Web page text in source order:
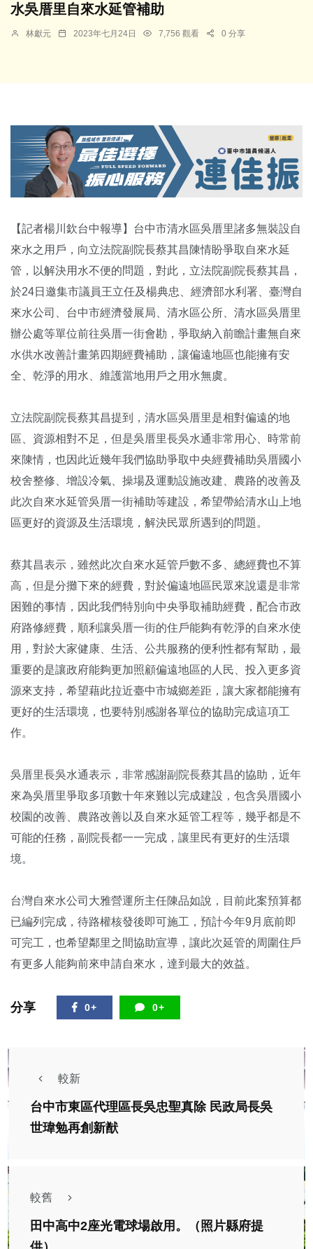
水吳厝里自來水延管補助
林獻元 2023年七月24日 7,756 觀看 0 分享
【記者楊川欽台中報導】台中市清水區吳厝里諸多無裝設自
來水之用戶，向立法院副院長蔡其昌陳情盼爭取自來水延
管，以解決用水不便的問題，對此，立法院副院長蔡其昌，
於24日邀集市議員王立任及楊典忠、經濟部水利署、臺灣自
來水公司、台中市經濟發展局、清水區公所、清水區吳厝里
辦公處等單位前往吳厝一街會勘，爭取納入前瞻計畫無自來
水供水改善計畫第四期經費補助，讓偏遠地區也能擁有安
全、乾淨的用水、維護當地用戶之用水無虞。
立法院副院長蔡其昌提到，清水區吳厝里是相對偏遠的地
區、資源相對不足，但是吳厝里長吳水通非常用心、時常前
來陳情，也因此近幾年我們協助爭取中央經費補助吳厝國小
校舍整修、增設冷氣、操場及運動設施改建、農路的改善及
此次自來水延管吳厝一街補助等建設，希望帶給清水山上地
區更好的資源及生活環境，解決民眾所遇到的問題。
蔡其昌表示，雖然此次自來水延管戶數不多、總經費也不算
高，但是分攤下來的經費，對於偏遠地區民眾來說還是非常
困難的事情，因此我們特別向中央爭取補助經費，配合市政
府路修經費，順利讓吳厝一街的住戶能夠有乾淨的自來水使
用，對於大家健康、生活、公共服務的便利性都有幫助，最
重要的是讓政府能夠更加照顧偏遠地區的人民、投入更多資
源來支持，希望藉此拉近臺中市城鄉差距，讓大家都能擁有
更好的生活環境，也要特別感謝各單位的協助完成這項工
作。
吳厝里長吳水通表示，非常感謝副院長蔡其昌的協助，近年
來為吳厝里爭取多項數十年來難以完成建設，包含吳厝國小
校園的改善、農路改善以及自來水延管工程等，幾乎都是不
可能的任務，副院長都一一完成，讓里民有更好的生活環
境。
台灣自來水公司大雅營運所主任陳品如說，目前此案預算都
已編列完成，待路權核發後即可施工，預計今年9月底前即
可完工，也希望鄰里之間協助宣導，讓此次延管的周圍住戶
有更多人能夠前來申請自來水，達到最大的效益。
分享 0+ 0+
較新
台中市東區代理區長吳忠聖真除 民政局長吳
世瑋勉再創新猷
較舊
田中高中2座光電球場啟用。（照片縣府提